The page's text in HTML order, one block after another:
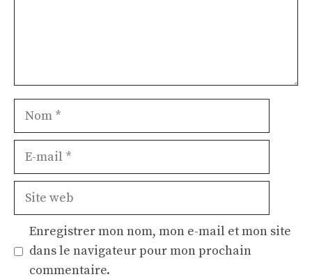
Nom
Site
Enregistrer mon nom, mon e-mail et mon site
dans le navigateur pour mon prochain
commentaire.